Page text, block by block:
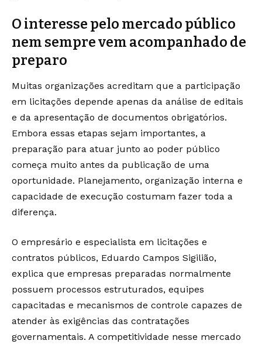
O interesse pelo mercado público
nem sempre vem acompanhado de
preparo
Muitas organizações acreditam que a participação
em licitações depende apenas da análise de editais
e da apresentação de documentos obrigatórios.
Embora essas etapas sejam importantes, a
preparação para atuar junto ao poder público
começa muito antes da publicação de uma
oportunidade. Planejamento, organização interna e
capacidade de execução costumam fazer toda a
diferença.
O empresário e especialista em licitações e
contratos públicos, Eduardo Campos Sigilião,
explica que empresas preparadas normalmente
possuem processos estruturados, equipes
capacitadas e mecanismos de controle capazes de
atender às exigências das contratações
governamentais. A competitividade nesse mercado